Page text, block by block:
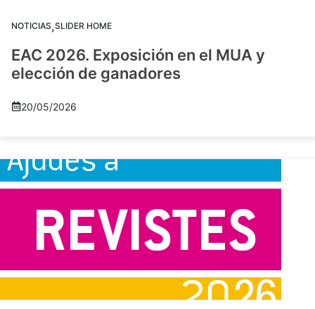
NOTICIAS,SLIDER HOME
EAC 2026. Exposición en el MUA y
elección de ganadores
20/05/2026